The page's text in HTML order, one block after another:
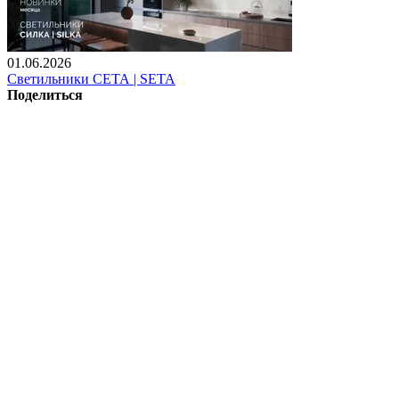
01.06.2026
Светильники СЕТА | SETA
Поделиться